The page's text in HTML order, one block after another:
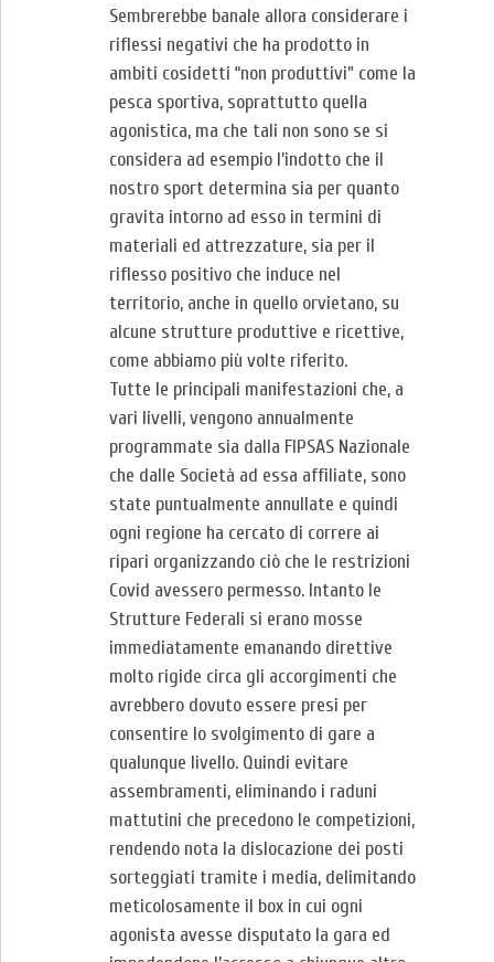
Sembrerebbe banale allora considerare i
riflessi negativi che ha prodotto in
ambiti cosidetti “non produttivi” come la
pesca sportiva, soprattutto quella
agonistica, ma che tali non sono se si
considera ad esempio l’indotto che il
nostro sport determina sia per quanto
gravita intorno ad esso in termini di
materiali ed attrezzature, sia per il
riflesso positivo che induce nel
territorio, anche in quello orvietano, su
alcune strutture produttive e ricettive,
come abbiamo più volte riferito.
Tutte le principali manifestazioni che, a
vari livelli, vengono annualmente
programmate sia dalla FIPSAS Nazionale
che dalle Società ad essa affiliate, sono
state puntualmente annullate e quindi
ogni regione ha cercato di correre ai
ripari organizzando ciò che le restrizioni
Covid avessero permesso. Intanto le
Strutture Federali si erano mosse
immediatamente emanando direttive
molto rigide circa gli accorgimenti che
avrebbero dovuto essere presi per
consentire lo svolgimento di gare a
qualunque livello. Quindi evitare
assembramenti, eliminando i raduni
mattutini che precedono le competizioni,
rendendo nota la dislocazione dei posti
sorteggiati tramite i media, delimitando
meticolosamente il box in cui ogni
agonista avesse disputato la gara ed